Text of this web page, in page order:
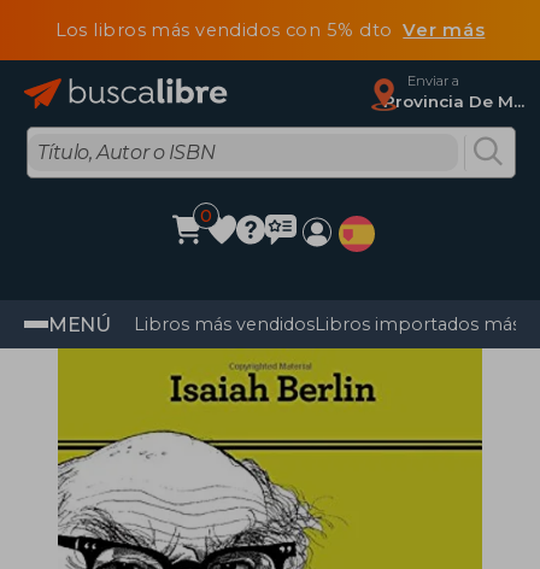
Los libros más vendidos con 5% dtoVer más
Enviar a
Provincia De Madrid
0
MENÚ Libros más vendidosLibros importados más